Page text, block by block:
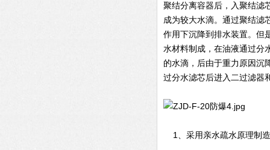
聚结分离容器后，入聚结滤
成为较大水滴。通过聚结滤
作用下沉降到排水装置。但
水材料制成，在油液通过分
的水滴，后由于重力原因沉
过分水滤芯后进入二过滤器
1、采用亲水疏水原理制